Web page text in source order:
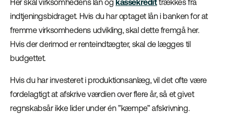
Her skal virksomhedens lån og kassekredittrækkes fra
indtjeningsbidraget. Hvis du har optaget lån i banken for at
fremme virksomhedens udvikling, skal dette fremgå her.
Hvis der derimod er renteindtægter, skal de lægges til
budgettet.
Hvis du har investeret i produktionsanlæg, vil det ofte være
fordelagtigt at afskrive værdien over flere år, så et givet
regnskabsår ikke lider under én ”kæmpe” afskrivning.